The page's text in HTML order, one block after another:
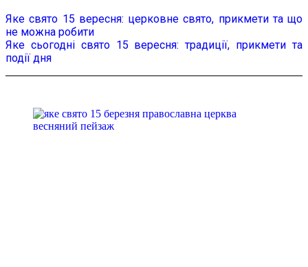
Яке свято 15 вересня: церковне свято, прикмети та що
не можна робити
Яке сьогодні свято 15 вересня: традиції, прикмети та
події дня